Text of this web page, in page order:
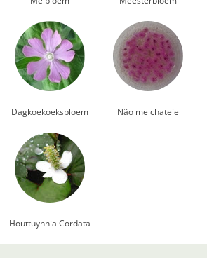
Dagkoekoeksbloem Não me chateie
Houttuynnia Cordata